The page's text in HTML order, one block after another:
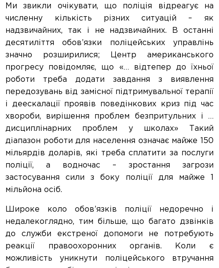
Ми звикли очікувати, що поліція відреагує на
численну кількість різних ситуацій – як
надзвичайних, так і не надзвичайних. В останні
десятиліття обов’язки поліцейських управлінь
значно розширилися; Центр американського
прогресу повідомляє, що «… відтепер до їхньої
роботи треба додати завдання з виявлення
передозувань від замісної підтримувальної терапії
і деескалації проявів поведінкових криз під час
хвороби, вирішення проблем безпритульних і …
дисциплінарних проблем у школах» Такий
діапазон роботи для населення означає майже 150
мільярдів доларів, які треба сплатити за послуги
поліції, а водночас – зростання загрози
застосування сили з боку поліції для майже 1
мільйона осіб.
Широке коло обов’язків поліції недоречно і
недалекоглядно, тим більше, що багато дзвінків
до служби екстреної допомоги не потребують
реакції правоохоронних органів. Коли є
можливість уникнути поліцейського втручання